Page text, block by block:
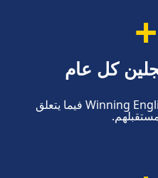
+
كل عام
يثق الطلاب في أكاديمية Winning English فيما يتعلق